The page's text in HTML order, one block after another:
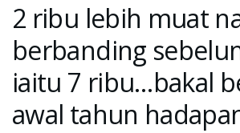
2 ribu lebih muat
berbanding
iaitu 7 ribu…bakal
awal tahun